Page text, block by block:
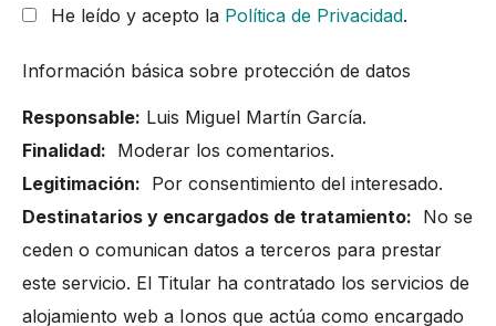
He leído y acepto la Política de Privacidad.
Información básica sobre protección de datos
Responsable: Luis Miguel Martín García.
Finalidad: Moderar los comentarios.
Legitimación: Por consentimiento del interesado.
Destinatarios y encargados de tratamiento: No se
ceden o comunican datos a terceros para prestar
este servicio. El Titular ha contratado los servicios de
alojamiento web a Ionos que actúa como encargado